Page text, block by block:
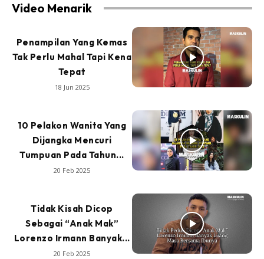
Video Menarik
Penampilan Yang Kemas
Tak Perlu Mahal Tapi Kena
Tepat
18 Jun 2025
10 Pelakon Wanita Yang
Dijangka Mencuri
Tumpuan Pada Tahun...
20 Feb 2025
Tidak Kisah Dicop
Sebagai “Anak Mak”
Lorenzo Irmann Banyak...
20 Feb 2025